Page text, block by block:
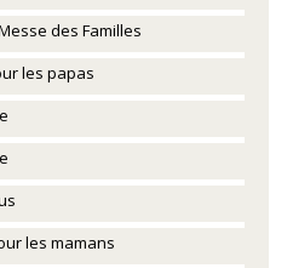
des Familles
les papas
les mamans